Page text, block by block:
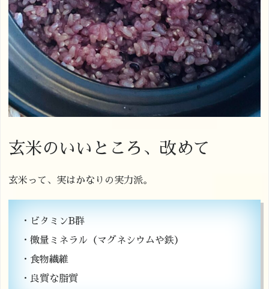
玄米のいいところ、改めて
玄米って、実はかなりの実力派。
・ビタミンB群
・微量ミネラル（ マグネシウムや鉄）
・食物繊維
・良質な脂質